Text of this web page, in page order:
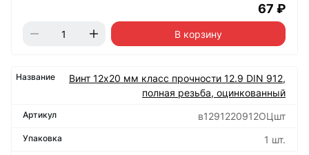
67 ₽
В корзину
Винт 12х20 мм класс прочности 12.9 DIN 912,
полная резьба, оцинкованный
в1291220912ОЦшт
1 шт.